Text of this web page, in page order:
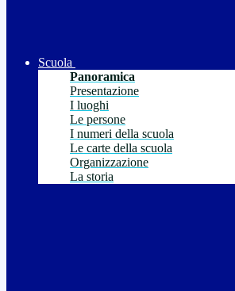
Scuola
Panoramica
Presentazione
I luoghi
Le persone
I numeri della scuola
Le carte della scuola
Organizzazione
La storia